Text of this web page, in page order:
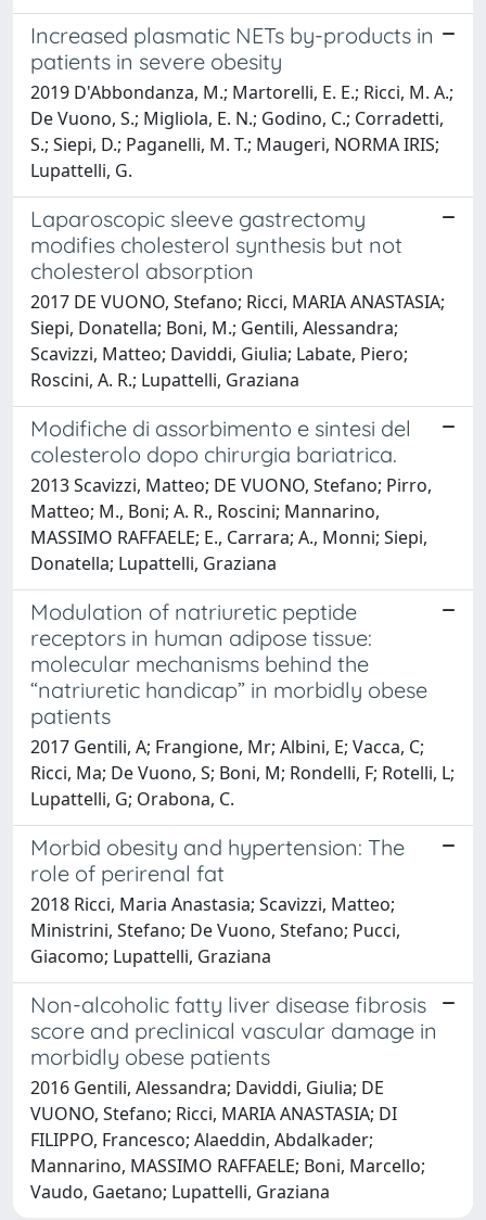
Increased plasmatic NETs by-products in
patients in severe obesity
2019 D'Abbondanza, M.; Martorelli, E. E.; Ricci, M. A.;
De Vuono, S.; Migliola, E. N.; Godino, C.; Corradetti,
S.; Siepi, D.; Paganelli, M. T.; Maugeri, NORMA IRIS;
Lupattelli, G.
Laparoscopic sleeve gastrectomy
modifies cholesterol synthesis but not
cholesterol absorption
2017 DE VUONO, Stefano; Ricci, MARIA ANASTASIA;
Siepi, Donatella; Boni, M.; Gentili, Alessandra;
Scavizzi, Matteo; Daviddi, Giulia; Labate, Piero;
Roscini, A. R.; Lupattelli, Graziana
Modifiche di assorbimento e sintesi del
colesterolo dopo chirurgia bariatrica.
2013 Scavizzi, Matteo; DE VUONO, Stefano; Pirro,
Matteo; M., Boni; A. R., Roscini; Mannarino,
MASSIMO RAFFAELE; E., Carrara; A., Monni; Siepi,
Donatella; Lupattelli, Graziana
Modulation of natriuretic peptide
receptors in human adipose tissue:
molecular mechanisms behind the
“natriuretic handicap” in morbidly obese
patients
2017 Gentili, A; Frangione, Mr; Albini, E; Vacca, C;
Ricci, Ma; De Vuono, S; Boni, M; Rondelli, F; Rotelli, L;
Lupattelli, G; Orabona, C.
Morbid obesity and hypertension: The
role of perirenal fat
2018 Ricci, Maria Anastasia; Scavizzi, Matteo;
Ministrini, Stefano; De Vuono, Stefano; Pucci,
Giacomo; Lupattelli, Graziana
Non-alcoholic fatty liver disease fibrosis
score and preclinical vascular damage in
morbidly obese patients
2016 Gentili, Alessandra; Daviddi, Giulia; DE
VUONO, Stefano; Ricci, MARIA ANASTASIA; DI
FILIPPO, Francesco; Alaeddin, Abdalkader;
Mannarino, MASSIMO RAFFAELE; Boni, Marcello;
Vaudo, Gaetano; Lupattelli, Graziana